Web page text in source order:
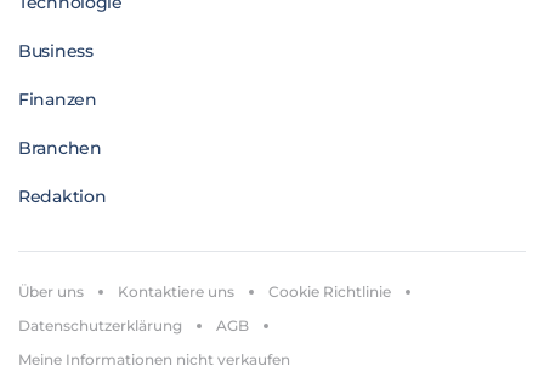
Business
Finanzen
Branchen
Redaktion
Über uns Kontaktiere uns
Cookie Richtlinie
Datenschutzerklärung
AGB
Meine Informationen nicht verkaufen